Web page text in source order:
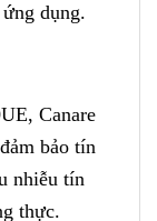
dụng.
Canare
bảo tín
nhiễu tín
thực.